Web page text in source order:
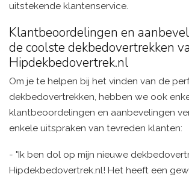
uitstekende klantenservice.
Klantbeoordelingen en
de coolste dekbedovertrekken
Hipdekbedovertrek.nl
Om je te helpen bij het vinden van de
dekbedovertrekken, hebben we ook
klantbeoordelingen en aanbevelingen
enkele uitspraken van tevreden klanten:
- "Ik ben dol op mijn nieuwe
Hipdekbedovertrek.nl! Het heeft een